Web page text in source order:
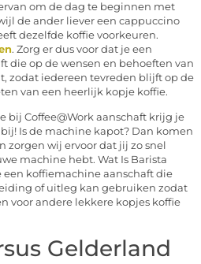
om de dag te beginnen met
de ander liever een cappuccino
dezelfde koffie voorkeuren.
. Zorg er dus voor dat je een
die op de wensen en behoeften van
zodat iedereen tevreden blijft op de
van een heerlijk kopje koffie.
bij Coffee@Work aanschaft krijg je
Is de machine kapot? Dan komen
zorgen wij ervoor dat jij zo snel
machine hebt. Wat Is Barista
een koffiemachine aanschaft die
of uitleg kan gebruiken zodat
voor andere lekkere kopjes koffie
Gelderland